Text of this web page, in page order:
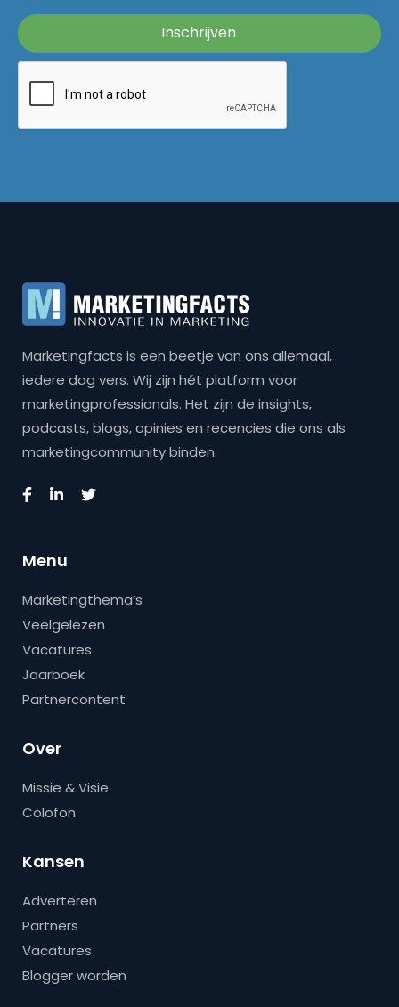
Marketingfacts is een beetje van ons allemaal,
iedere dag vers. Wij zijn hét platform voor
marketingprofessionals. Het zijn de insights,
podcasts, blogs, opinies en recencies die ons als
marketingcommunity binden.
Menu
Marketingthema’s
Veelgelezen
Vacatures
Jaarboek
Partnercontent
Over
Missie & Visie
Colofon
Kansen
Adverteren
Partners
Vacatures
Blogger worden